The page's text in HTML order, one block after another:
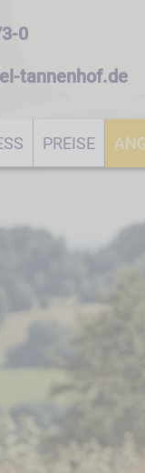
0
tannenhof.de
PREISE